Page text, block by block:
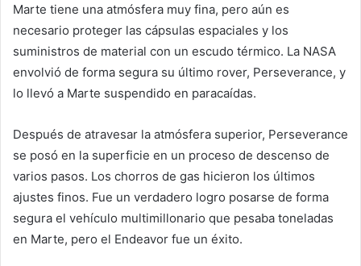
Marte tiene una atmósfera muy fina, pero aún es
necesario proteger las cápsulas espaciales y los
suministros de material con un escudo térmico. La NASA
envolvió de forma segura su último rover, Perseverance, y
lo llevó a Marte suspendido en paracaídas.
Después de atravesar la atmósfera superior, Perseverance
se posó en la superficie en un proceso de descenso de
varios pasos. Los chorros de gas hicieron los últimos
ajustes finos. Fue un verdadero logro posarse de forma
segura el vehículo multimillonario que pesaba toneladas
en Marte, pero el Endeavor fue un éxito.